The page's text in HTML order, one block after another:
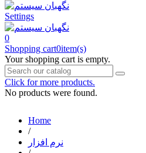
Settings
0
Shopping cart0item(s)
Your shopping cart is empty.
Click for more products.
No products were found.
Home
/
نرم افزار